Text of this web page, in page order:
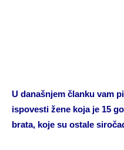
U današnjem članku vam
ispovesti žene koja je 15
brata, koje su ostale